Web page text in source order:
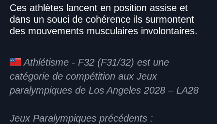
Ces athlètes lancent en position assise et
dans un souci de cohérence ils surmontent
des mouvements musculaires involontaires.
Athlétisme - F32 (F31/32) est une
catégorie de compétition aux Jeux
paralympiques de Los Angeles 2028 – LA28
Jeux Paralympiques précédents :